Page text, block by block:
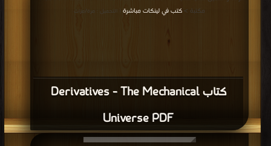
كتاب Derivatives - The Mechanical
Universe PDF
مكتبة > كتب في لينكات مباشرة | التحميل : مرة/مرات